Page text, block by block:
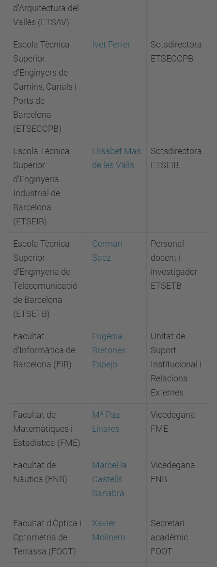
d'Arquitectura del
Vallès (ETSAV)
Escola Tècnica
Superior
d'Enginyers de
Camins, Canals i
Ports de
Barcelona
(ETSECCPB)
Ivet Ferrer
Sotsdirectora
ETSECCPB
Escola Tècnica
Superior
d'Enginyeria
Industrial de
Barcelona
(ETSEIB)
Elisabet Mas
de les Valls
Sotsdirectora
ETSEIB.
Escola Tècnica
Superior
d'Enginyeria de
Telecomunicació
de Barcelona
(ETSETB)
German
Saez
Personal
docent i
investigador
ETSETB
Facultat
d'Informàtica de
Barcelona (FIB)
Eugènia
Bretones
Espejo
Unitat de
Suport
Institucional i
Relacions
Externes
Facultat de
Matemàtiques i
Estadística (FME)
Mª Paz
Linares
Vicedegana
FME
Facultat de
Nàutica (FNB)
Marcel·la
Castells
Sanabra
Vicedegana
FNB
Facultat d'Òptica i
Optometria de
Terrassa (FOOT)
Xavier
Molinero
Secretari
acadèmic
FOOT